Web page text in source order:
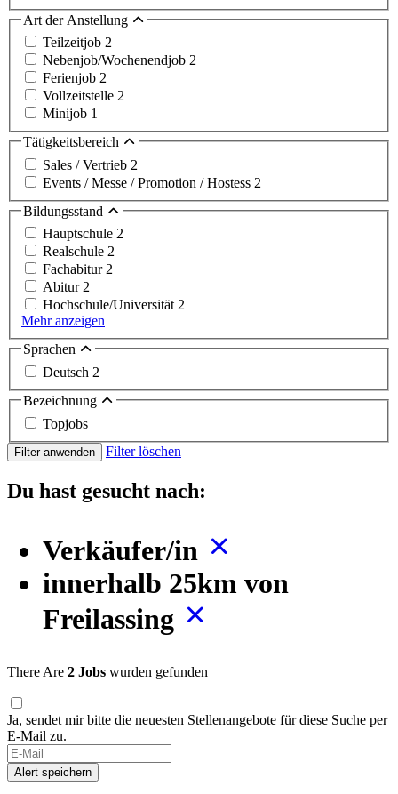
Art der Anstellung
Teilzeitjob 2
Nebenjob/Wochenendjob 2
Ferienjob 2
Vollzeitstelle 2
Minijob 1
Tätigkeitsbereich
Sales / Vertrieb 2
Events / Messe / Promotion / Hostess 2
Bildungsstand
Hauptschule 2
Realschule 2
Fachabitur2
Abitur2
Hochschule/Universität2
Mehr anzeigen
Sprachen
Deutsch 2
Bezeichnung
Topjobs
Filter anwenden Filter löschen
Du hast gesucht nach:
Verkäufer/in
innerhalb 25km von
Freilassing
There Are 2 Jobs wurden gefunden
Ja, sendet mir bitte die neuesten Stellenangebote für diese Suche per
E-Mail zu.
Alert speichern